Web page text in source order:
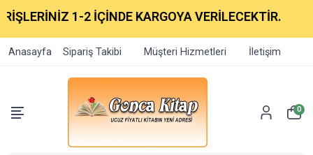
1-2 İÇİNDE KARGOYA VERİLECEKTİR.
Anasayfa Sipariş Takibi Müşteri Hizmetleri İletişim
0